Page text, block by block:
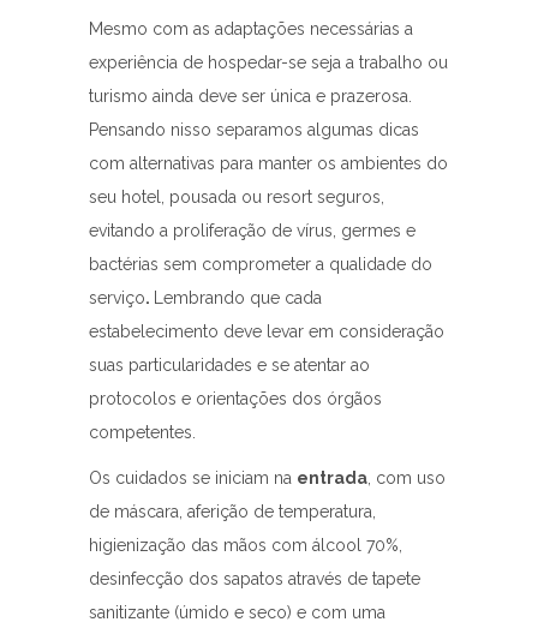
Mesmo com as adaptações necessárias a
experiência de hospedar-se seja a trabalho ou
turismo ainda deve ser única e prazerosa.
Pensando nisso separamos algumas dicas
com alternativas para manter os ambientes do
seu hotel, pousada ou resort seguros,
evitando a proliferação de vírus, germes e
bactérias sem comprometer a qualidade do
serviço.
Lembrando que cada
estabelecimento deve levar em consideração
suas particularidades e se atentar ao
protocolos e orientações dos órgãos
competentes.
Os cuidados se iniciam na entrada , com uso
de máscara, aferição de temperatura,
higienização das mãos com álcool 70%,
desinfecção dos sapatos através de tapete
sanitizante (úmido e seco) e com uma